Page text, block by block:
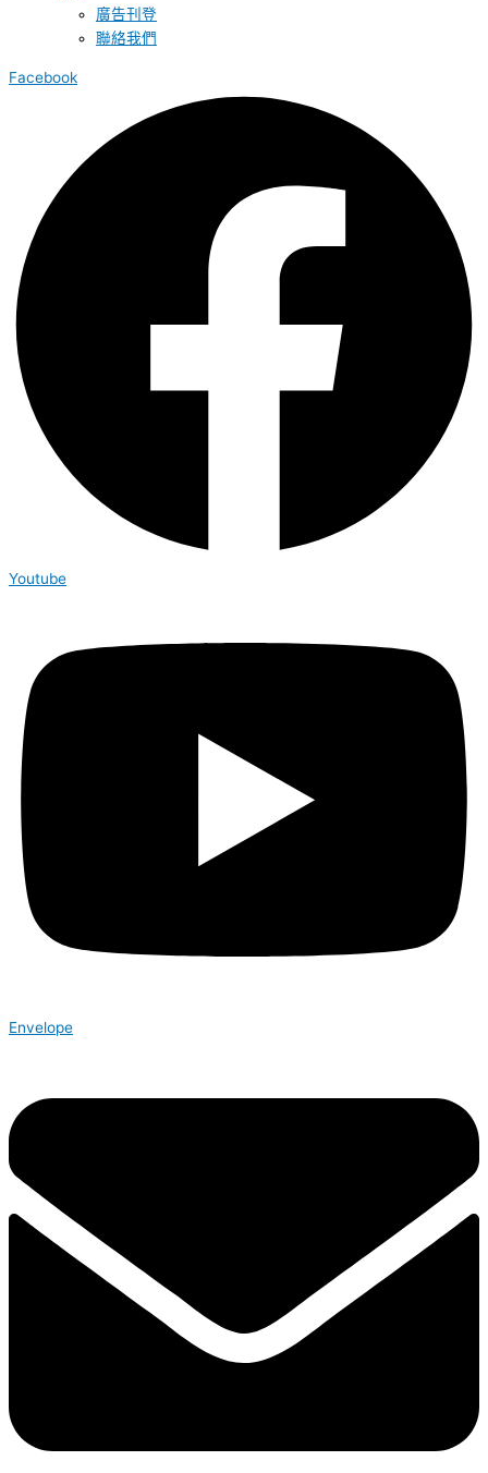
廣告刊登
聯絡我們
Facebook
Youtube
Envelope